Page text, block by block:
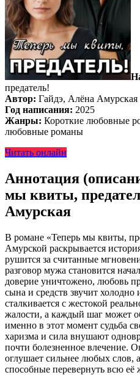
предатель!
Автор: Гайдэ, Алёна Амурская
Год написания: 2025
Жанры: Короткие любовные
любовные романы
Читать онлайн
Аннотация
мы квиты,
Амурская
В романе «Теперь мы квиты,
Амурской раскрывается
рушится за считанные
разговор мужа становится
доверие уничтожено, любовь
сына и средств звучит холодно
сталкивается с жестокой
жалости, а каждый шаг может
именно в этот момент судьба
харизма и сила внушают
почти болезненное влечение.
оглушает сильнее любых слов,
способные перевернуть всю её